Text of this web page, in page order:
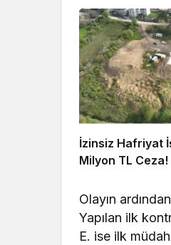
İzinsiz Hafriyat
Milyon TL Ceza!
Olayın
Yapılan ilk
E. ise ilk